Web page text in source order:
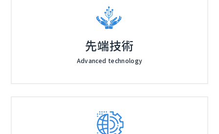
先端技術
Advanced technology